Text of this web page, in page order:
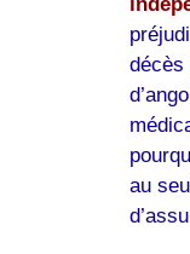
décès
au